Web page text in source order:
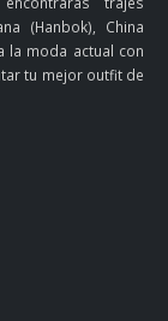
(Hanbok), China
la moda actual con
tu mejor outfit de